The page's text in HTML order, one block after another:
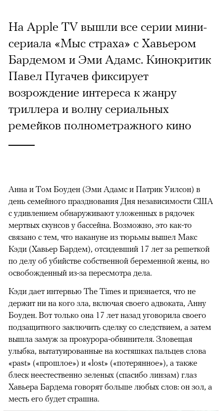
На Apple TV вышли все серии мини-
сериала «Мыс страха» с Хавьером
Бардемом и Эми Адамс. Кинокритик
Павел Пугачев фиксирует
возрождение интереса к жанру
триллера и волну сериальных
ремейков полнометражного кино
Анна и Том Боуден (Эми Адамс и Патрик Уилсон) в
день семейного празднования Дня независимости США
с удивлением обнаруживают уложенных в рядочек
мертвых скунсов у бассейна. Возможно, это как-то
связано с тем, что накануне из тюрьмы вышел Макс
Кэди (Хавьер Бардем), отсидевший 17 лет за решеткой
по делу об убийстве собственной беременной жены, но
освобожденный из-за пересмотра дела.
Кэди дает интервью The Times и признается, что не
держит ни на кого зла, включая своего адвоката, Анну
Боуден. Вот только она 17 лет назад уговорила своего
подзащитного заключить сделку со следствием, а затем
вышла замуж за прокурора-обвинителя. Зловещая
улыбка, вытатуированные на костяшках пальцев слова
«past» («прошлое») и «lost» («потерянное»), а также
блеск неестественно зеленых (спасибо линзам) глаз
Хавьера Бардема говорят больше любых слов: он зол, а
месть его будет страшна.